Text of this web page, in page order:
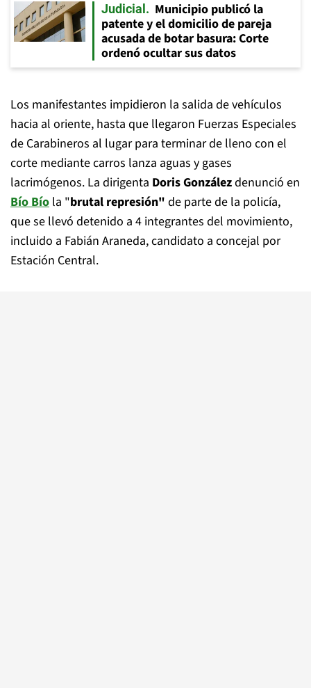
Judicial
Municipio publicó la
patente y el domicilio de pareja
acusada de botar basura: Corte
ordenó ocultar sus datos
Los manifestantes impidieron la salida de vehículos
hacia al oriente, hasta que llegaron Fuerzas Especiales
de Carabineros al lugar para terminar de lleno con el
corte mediante carros lanza aguas y gases
lacrimógenos. La dirigenta Doris Gonzálezdenunció en
Bío Bío la "brutal represión" de parte de la policía,
que se llevó detenido a 4 integrantes del movimiento,
incluido a Fabián Araneda, candidato a concejal por
Estación Central.